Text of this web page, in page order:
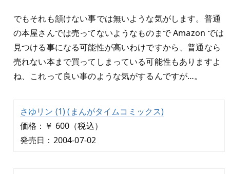
でもそれも頷けない事では無いような気がします。普通
の本屋さんでは売ってないようなものまで Amazon では
見つける事になる可能性が高いわけですから、普通なら
売れない本まで買ってしまっている可能性もありますよ
ね、これって良い事のような気がするんですが…。
さゆリン (1) (まんがタイムコミックス)
価格：￥ 600（税込）
発売日：2004-07-02